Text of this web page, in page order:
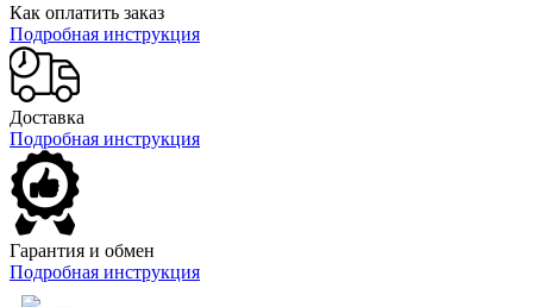
Как оплатить заказ
Подробная инструкция
Доставка
Подробная инструкция
Гарантия и обмен
Подробная инструкция